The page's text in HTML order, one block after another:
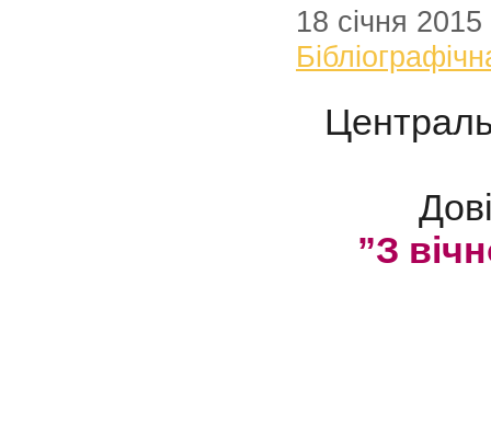
18 січня 2015
”З